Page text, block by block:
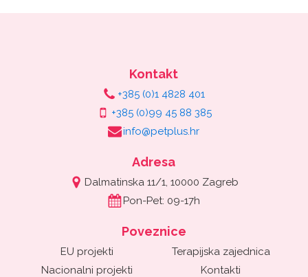
Kontakt
+385 (0)1 4828 401
+385 (0)99 45 88 385
info@petplus.hr
Adresa
Dalmatinska 11/1, 10000 Zagreb
Pon-Pet: 09-17h
Poveznice
EU projekti
Nacionalni projekti
Terapijska zajednica
Kontakti